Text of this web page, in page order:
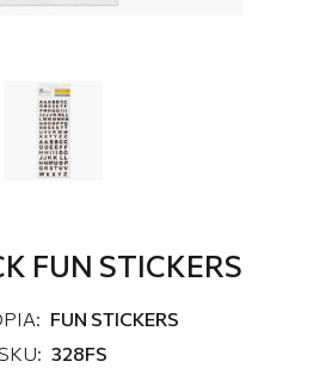
FUN STICKERS
FUN STICKERS
SKU: 328FS